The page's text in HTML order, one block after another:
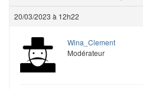
20/03/2023 à 12h22
Wina_Clement
Modérateur